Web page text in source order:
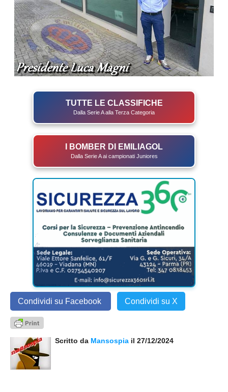
TUTTE LE CLASSIFICHE
Dalla Serie A alla Terza Categoria
I BOMBER DI EMILIAGOL
Dalla Serie A ai campionati Juniores
Condividi su Facebook Condividi su X
Scritto da Mansospia il 27/12/2024